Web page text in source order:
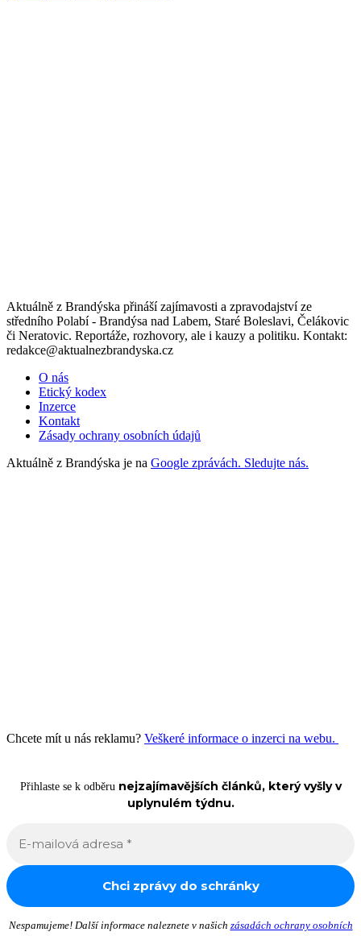
Aktuálně z Brandýska přináší zajímavosti a zpravodajství ze
středního Polabí - Brandýsa nad Labem, Staré Boleslavi, Čelákovic
či Neratovic. Reportáže, rozhovory, ale i kauzy a politiku. Kontakt:
redakce@aktualnezbrandyska.cz
O nás
Etický kodex
Inzerce
Kontakt
Zásady ochrany osobních údajů
Aktuálně z Brandýska je na Google zprávách. Sledujte nás.
Chcete mít u nás reklamu? Veškeré informace o inzerci na webu.
Přihlaste se k odběru nejzajímavějších článků, který vyšly v
uplynulém týdnu.
Nespamujeme! Další informace naleznete v našich zásadách ochrany osobních